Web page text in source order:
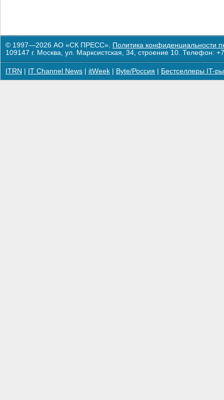
© 1997—2026 АО «СК ПРЕСС». Политика конфиденциальности
109147 г. Москва, ул. Марксистская, 34, строение 10. Телефон:
ITRN IT Channel News itWeek Byte/Россия Бестселлеры IT-